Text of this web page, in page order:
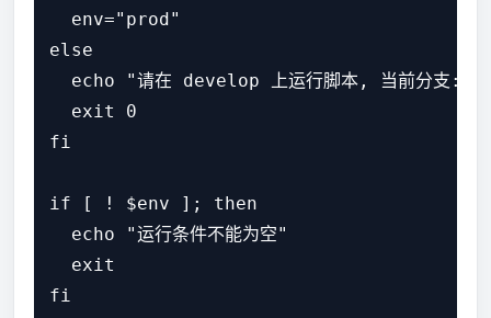
  env="prod"
else
echo "请在 develop 上运行脚本, 当前分支:"
  exit 0
fi
if [ ! $env ]; then
  echo "运行条件不能为空"
  exit
fi